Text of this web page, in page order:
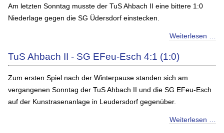
Am letzten Sonntag musste der TuS Ahbach II eine bittere 1:0
Niederlage gegen die SG Üdersdorf einstecken.
Weiterlesen …
TuS Ahbach II - SG EFeu-Esch 4:1 (1:0)
Zum ersten Spiel nach der Winterpause standen sich am
vergangenen Sonntag der TuS Ahbach II und die SG EFeu-Esch
auf der Kunstrasenanlage in Leudersdorf gegenüber.
Weiterlesen …